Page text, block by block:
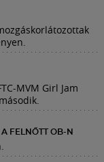
MVM Girl Jam
FELNŐTT OB-N